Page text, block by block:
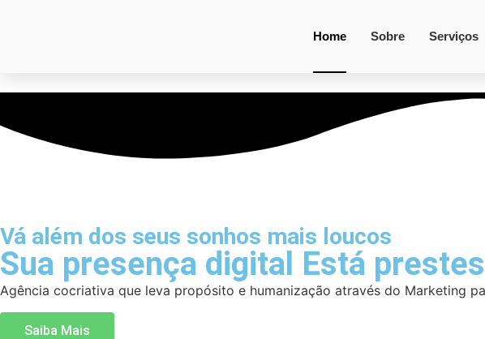
Home Sobre Serviços
Vá além dos seus sonhos mais loucos
Sua presença digital Está
Agência cocriativa que leva propósito e humanização através do Marketing
Saiba Mais